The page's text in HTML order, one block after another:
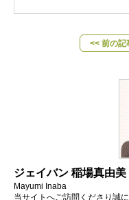
<< 前の記
ジェイバン 稲場真由美
Mayumi Inaba
当サイトへご訪問くださり誠